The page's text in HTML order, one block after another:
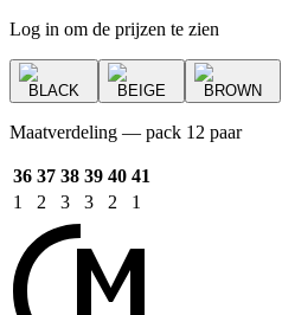
Log in om de prijzen te zien
BLACK BEIGE BROWN
Maatverdeling — pack 12 paar
36 37 38 39 40 41
1
2 3 3 2 1